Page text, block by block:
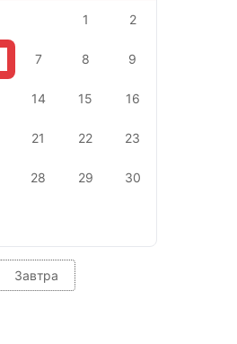
1 2
7 8 9
14 15 16
21 22 23
28 29 30
Завтра